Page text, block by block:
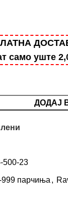
само уште
ДОДАЈ
500-23
999 парчиња ,